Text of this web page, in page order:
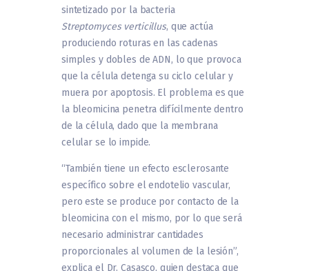
sintetizado por la bacteria
Streptomyces verticillus, que actúa
produciendo roturas en las cadenas
simples y dobles de ADN, lo que provoca
que la célula detenga su ciclo celular y
muera por apoptosis. El problema es que
la bleomicina penetra difícilmente dentro
de la célula, dado que la membrana
celular se lo impide.
“También tiene un efecto esclerosante
específico sobre el endotelio vascular,
pero este se produce por contacto de la
bleomicina con el mismo, por lo que será
necesario administrar cantidades
proporcionales al volumen de la lesión”,
explica el Dr. Casasco, quien destaca que